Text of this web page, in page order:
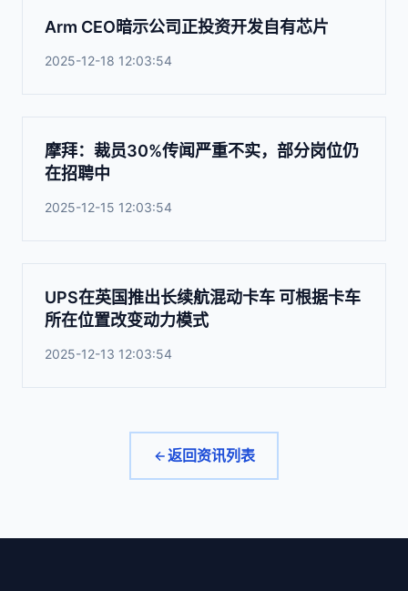
Arm CEO暗示公司正投资开发自有芯片
2025-12-18 12:03:54
摩拜：裁员30%传闻严重不实，部分岗位仍
在招聘中
2025-12-15 12:03:54
UPS在英国推出长续航混动卡车 可根据卡车
所在位置改变动力模式
2025-12-13 12:03:54
返回资讯列表